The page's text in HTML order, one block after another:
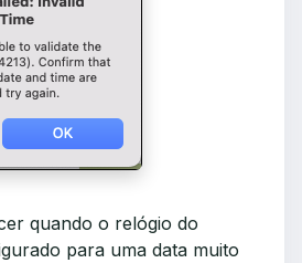
quando o relógio do
para uma data muito